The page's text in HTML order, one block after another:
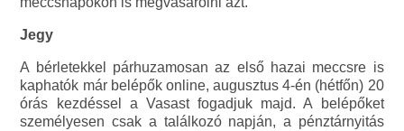
Jegy
A bérletekkel párhuzamosan az első hazai meccsre is
kaphatók már belépők online, augusztus 4-én (hétfőn) 20
órás kezdéssel a Vasast fogadjuk majd. A belépőket
személyesen csak a találkozó napján, a pénztárnyitás